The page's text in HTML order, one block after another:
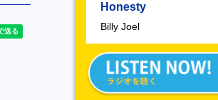
Honesty
Billy Joel